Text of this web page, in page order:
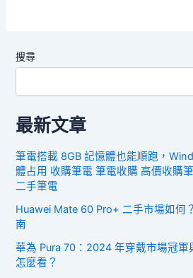
搜尋
最新文章
筆電搭載 8GB 記憶體也能順跑，
體占用 收購筆電 筆電收購 高價收購
二手筆電
Huawei Mate 60 Pro+ 二手市場如何
南
華為 Pura 70：2024 年穿戴市場冠軍
怎麼看？